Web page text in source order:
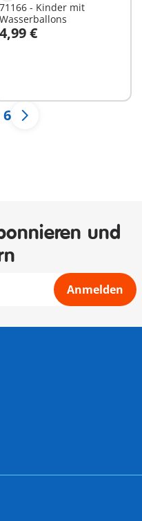
71166 - Kinder mit
Wasserballons
4,99 €
und
Anmelden